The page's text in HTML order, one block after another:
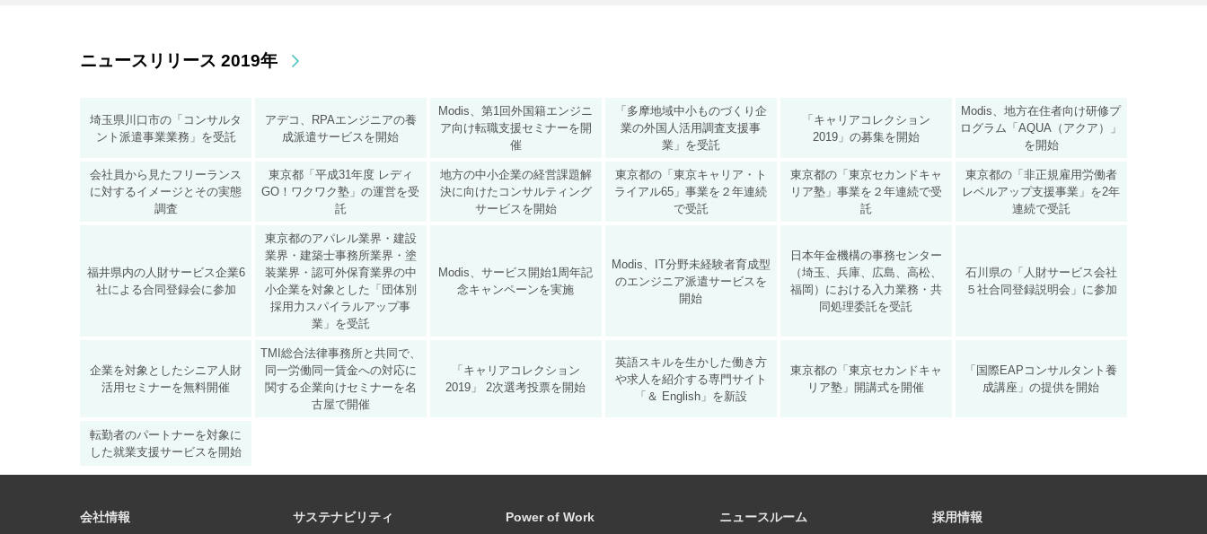
ニュースリリース 2019年
埼玉県川口市の「コンサルタ
ント派遣事業業務」を受託
アデコ、RPAエンジニアの養
成派遣サービスを開始
Modis、第1回外国籍エンジニ
ア向け転職支援セミナーを開
催
「多摩地域中小ものづくり企
業の外国人活用調査支援事
業」を受託
「キャリアコレクション
2019」の募集を開始
Modis、地方在住者向け研修プ
ログラム「AQUA（アクア）」
を開始
会社員から見たフリーランス
に対するイメージとその実態
調査
東京都「平成31年度 レディ
GO！ワクワク塾」の運営を受
託
地方の中小企業の経営課題解
決に向けたコンサルティング
サービスを開始
東京都の「東京キャリア・ト
ライアル65」事業を２年連続
で受託
東京都の「東京セカンドキャ
リア塾」事業を２年連続で受
託
東京都の「非正規雇用労働者
レベルアップ支援事業」を2年
連続で受託
福井県内の人財サービス企業6
社による合同登録会に参加
東京都のアパレル業界・建設
業界・建築士事務所業界・塗
装業界・認可外保育業界の中
小企業を対象とした「団体別
採用力スパイラルアップ事
業」を受託
Modis、サービス開始1周年記
念キャンペーンを実施
Modis、IT分野未経験者育成型
のエンジニア派遣サービスを
開始
日本年金機構の事務センター
（埼玉、兵庫、広島、高松、
福岡）における入力業務・共
同処理委託を受託
石川県の「人財サービス会社
５社合同登録説明会」に参加
企業を対象としたシニア人財
活用セミナーを無料開催
TMI総合法律事務所と共同で、
同一労働同一賃金への対応に
関する企業向けセミナーを名
古屋で開催
「キャリアコレクション
2019」 2次選考投票を開始
英語スキルを生かした働き方
や求人を紹介する専門サイト
「＆ English」を新設
東京都の「東京セカンドキャ
リア塾」開講式を開催
「国際EAPコンサルタント養
成講座」の提供を開始
転勤者のパートナーを対象に
した就業支援サービスを開始
会社情報 サステナビリティ Power of Work ニュースルーム 採用情報